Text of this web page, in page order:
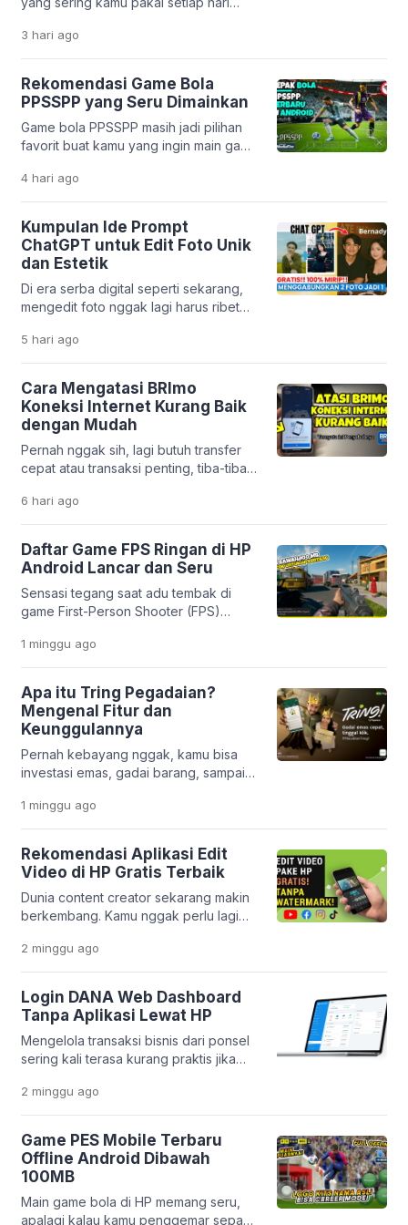
korban bisa terjebak bunga tinggi,
Indonesia? Mulai dari pesan ojek,
belanja online, sampai belajar,
semuanya bisa dilakukan lewat karya
anak bangsa. Perkembangan teknologi
digital di Indonesia memang sangat
pesat. Banyak startup lokal yang
berhasil menciptakan solusi praktis
mempermudah hidup, aplikasi […]
3 hari ago
Rekomendasi Game Bola
PPSSPP yang Seru Dimainkan
Game bola PPSSPP masih jadi pilihan
favorit buat kamu yang ingin main game
perangkat mahal. Emulator PPSSPP
memungkinkan kamu menjalankan
game PSP dengan lancar, bahkan di
HP dengan spesifikasi menengah ke
bawah. Menariknya, beberapa game
masih mendapatkan update dari
komunitas. Mulai dari transfer pemain
terbaru sampai patch liga […]
4 hari ago
Kumpulan Ide Prompt
ChatGPT untuk Edit Foto Unik
dan Estetik
Di era serba digital seperti sekarang,
mengedit foto nggak lagi harus ribet
kemajuan teknologi kecerdasan buatan
seperti ChatGPT, kamu cukup
mengetikkan perintah teks untuk
mengubah tampilan foto jadi lebih
estetik dan unik. Mulai dari efek
sinematik ala film, tampilan 3D yang
modern, sampai gaya anime yang lucu,
semuanya bisa […]
5 hari ago
Cara Mengatasi BRImo
Koneksi Internet Kurang Baik
dengan Mudah
Pernah nggak sih, lagi butuh transfer
cepat atau transaksi penting, tiba-tiba
kurang baik” di aplikasi BRImo?
Rasanya pasti bikin panik, apalagi kalau
situasinya mendesak. Masalah ini
memang cukup sering dialami oleh
nasabah Bank BRI. Tapi tenang,
penyebabnya nggak selalu karena
server gangguan. Justru, dalam banyak
pengaturan di […]
6 hari ago
Daftar Game FPS Ringan di HP
Android Lancar dan Seru
Sensasi tegang saat adu tembak di
game First-Person Shooter (FPS)
di rumah atau lagi santai di luar, genre
ini nggak pernah gagal memacu
adrenalin. Masalahnya, nggak semua
orang punya HP flagship dengan
storage besar. Banyak pengguna
Android masih pakai HP entry-level
yang sering ngelag kalau dipakai main
game berat. Belum […]
1 minggu ago
Apa itu Tring Pegadaian?
Mengenal Fitur dan
Keunggulannya
Pernah kebayang nggak, kamu bisa
investasi emas, gadai barang, sampai
satu aplikasi di HP? Di era digital
seperti sekarang, semua itu bukan lagi
hal yang sulit. Melalui inovasi
terbarunya, PT Pegadaian
menghadirkan aplikasi yang makin
lengkap dan praktis. Layanan
Pegadaian Digital kini berevolusi jadi
terintegrasi. […]
1 minggu ago
Rekomendasi Aplikasi Edit
Video di HP Gratis Terbaik
Dunia content creator sekarang makin
berkembang. Kamu nggak perlu lagi
keren. Cukup pakai HP, kamu sudah
bisa menghasilkan konten yang
menarik dan profesional. Platform
seperti TikTok, Instagram Reels, dan
YouTube Shorts bikin kebutuhan
editing video makin tinggi. Tapi
masalahnya, banyak orang bingung
gratis, mudah dipakai, […]
2 minggu ago
Login DANA Web Dashboard
Tanpa Aplikasi Lewat HP
Mengelola transaksi bisnis dari ponsel
sering kali terasa kurang praktis jika
sekaligus. Apalagi jika memori HP
sudah mulai penuh atau kamu ingin
bekerja lebih cepat tanpa berpindah-
pindah aplikasi. Kabar baiknya, DANA
menyediakan layanan Dashboard Web
yang bisa diakses langsung melalui
browser. Platform ini memudahkan
2 minggu ago
Game PES Mobile Terbaru
Offline Android Dibawah
100MB
Main game bola di HP memang seru,
apalagi kalau kamu penggemar sepak